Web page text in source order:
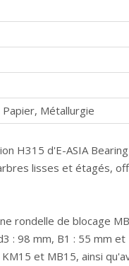
Métallurgie
H315 d'E-ASIA
lisses et étagés,
rondelle de blocage
: 98 mm, B1 : 55 mm
et MB15, ainsi